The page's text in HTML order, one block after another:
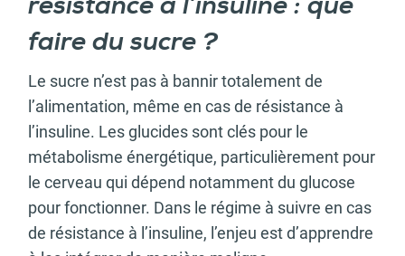
résistance à l’insuline : que
faire du sucre ?
Le sucre n’est pas à bannir totalement de
l’alimentation, même en cas de résistance à
l’insuline. Les glucides sont clés pour le
métabolisme énergétique, particulièrement pour
le cerveau qui dépend notamment du glucose
pour fonctionner. Dans le régime à suivre en cas
de résistance à l’insuline, l’enjeu est d’apprendre